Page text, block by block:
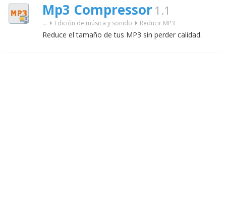
Mp3 Compressor 1.1
... Edición de música y sonido Reducir MP3
Reduce el tamaño de tus MP3 sin perder calidad.